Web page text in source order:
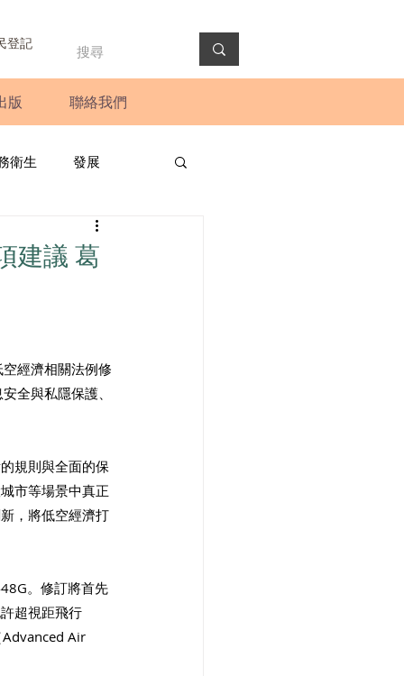
登記
版 聯絡我們
衛生 發展
圓桌會議
建議 葛
經濟相關法例修
全與私隱保護、
規則與全面的保
市等場景中真正
，將低空經濟打
。修訂將首先
超視距飛行
Advanced Air